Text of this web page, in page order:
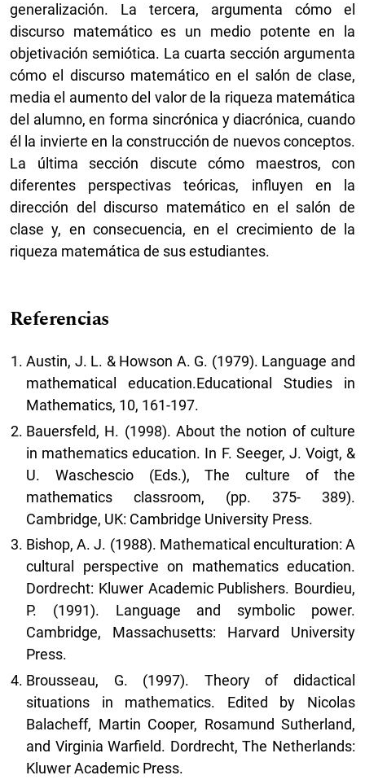
generalización. La tercera, argumenta cómo el
discurso matemático es un medio potente en la
objetivación semiótica. La cuarta sección argumenta
cómo el discurso matemático en el salón de clase,
media el aumento del valor de la riqueza matemática
del alumno, en forma sincrónica y diacrónica, cuando
él la invierte en la construcción de nuevos conceptos.
La última sección discute cómo maestros, con
diferentes perspectivas teóricas, influyen en la
dirección del discurso matemático en el salón de
clase y, en consecuencia, en el crecimiento de la
riqueza matemática de sus estudiantes.
Referencias
Austin, J. L. & Howson A. G. (1979). Language and
mathematical education.Educational Studies in
Mathematics, 10, 161-197.
Bauersfeld, H. (1998). About the notion of culture
in mathematics education. In F. Seeger, J. Voigt, &
U. Waschescio (Eds.), The culture of the
mathematics classroom, (pp. 375- 389).
Cambridge, UK: Cambridge University Press.
Bishop, A. J. (1988). Mathematical enculturation: A
cultural perspective on mathematics education.
Dordrecht: Kluwer Academic Publishers. Bourdieu,
P. (1991). Language and symbolic power.
Cambridge, Massachusetts: Harvard University
Press.
Brousseau, G. (1997). Theory of didactical
situations in mathematics. Edited by Nicolas
Balacheff, Martin Cooper, Rosamund Sutherland,
and Virginia Warfield. Dordrecht, The Netherlands:
Kluwer Academic Press.